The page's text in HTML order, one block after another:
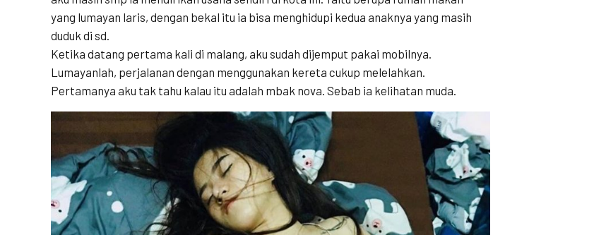
yang lumayan laris, dengan bekal itu ia bisa menghidupi kedua anaknya yang masih
duduk di sd.
Ketika datang pertama kali di malang, aku sudah dijemput pakai mobilnya.
Lumayanlah, perjalanan dengan menggunakan kereta cukup melelahkan.
Pertamanya aku tak tahu kalau itu adalah mbak nova. Sebab ia kelihatan muda.